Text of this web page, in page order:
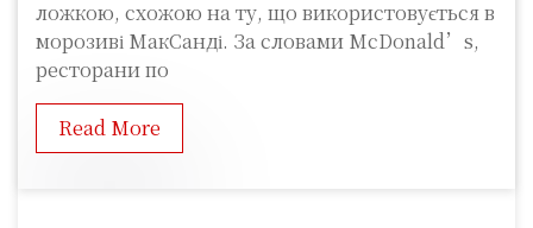
ложкою, схожою на ту, що використовується в
морозиві МакСанді. За словами McDonald’s,
ресторани по
Read More